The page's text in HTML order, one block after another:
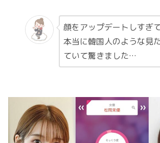
顔をアップデートしすぎ
本当に韓国人のような見
ていて驚きました…